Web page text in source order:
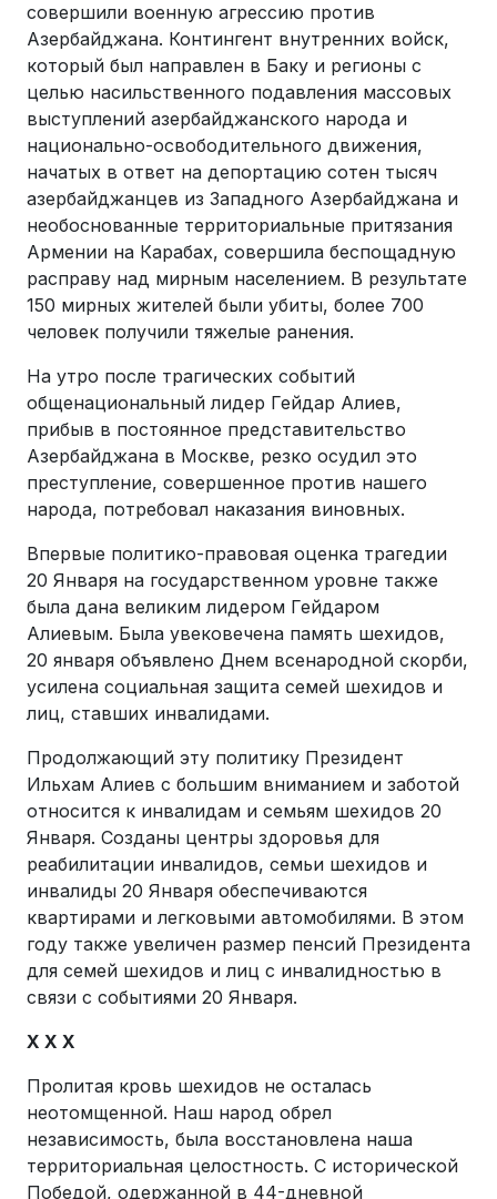
совершили военную агрессию против
Азербайджана. Контингент внутренних войск,
который был направлен в Баку и регионы с
целью насильственного подавления массовых
выступлений азербайджанского народа и
национально-освободительного движения,
начатых в ответ на депортацию сотен тысяч
азербайджанцев из Западного Азербайджана и
необоснованные территориальные притязания
Армении на Карабах, совершила беспощадную
расправу над мирным населением. В результате
150 мирных жителей были убиты, более 700
человек получили тяжелые ранения.
На утро после трагических событий
общенациональный лидер Гейдар Алиев,
прибыв в постоянное представительство
Азербайджана в Москве, резко осудил это
преступление, совершенное против нашего
народа, потребовал наказания виновных.
Впервые политико-правовая оценка трагедии
20 Января на государственном уровне также
была дана великим лидером Гейдаром
Алиевым. Была увековечена память шехидов,
20 января объявлено Днем всенародной скорби,
усилена социальная защита семей шехидов и
лиц, ставших инвалидами.
Продолжающий эту политику Президент
Ильхам Алиев с большим вниманием и заботой
относится к инвалидам и семьям шехидов 20
Января. Созданы центры здоровья для
реабилитации инвалидов, семьи шехидов и
инвалиды 20 Января обеспечиваются
квартирами и легковыми автомобилями. В этом
году также увеличен размер пенсий Президента
для семей шехидов и лиц с инвалидностью в
связи с событиями 20 Января.
X X X
Пролитая кровь шехидов не осталась
неотомщенной. Наш народ обрел
независимость, была восстановлена наша
территориальная целостность. С исторической
Победой, одержанной в 44-дневной